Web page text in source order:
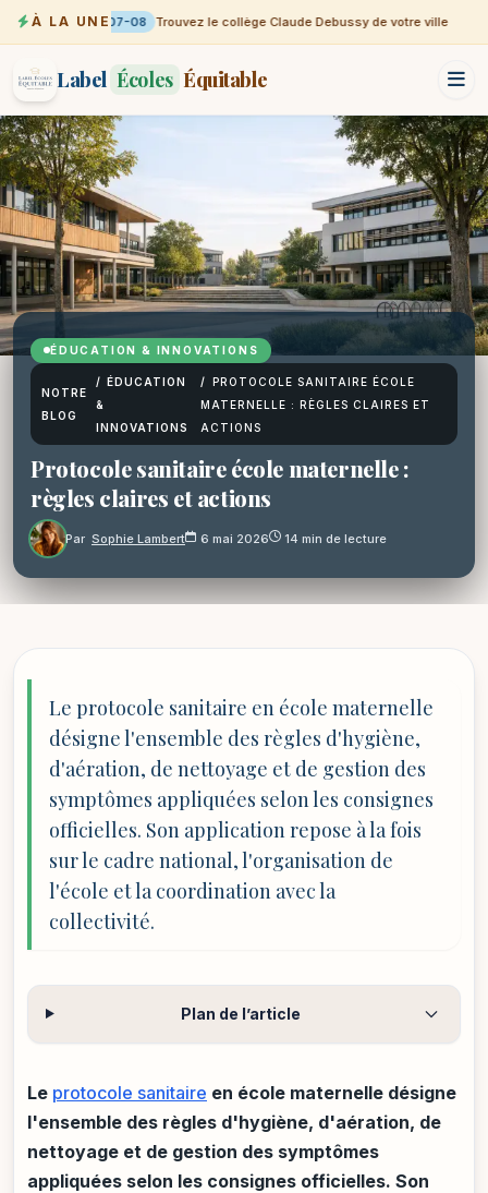
À LA UNE07-08 Trouvez le collège Claude Debussy de votre ville
Label Écoles Équitable
ÉDUCATION & INNOVATIONS
NOTRE
BLOG
/ ÉDUCATION
&
INNOVATIONS
/ PROTOCOLE SANITAIRE ÉCOLE
MATERNELLE : RÈGLES CLAIRES ET
ACTIONS
Protocole sanitaire école maternelle :
règles claires et actions
Par Sophie Lambert 6 mai 2026 14 min de lecture
Le protocole sanitaire en école maternelle
désigne l'ensemble des règles d'hygiène,
d'aération, de nettoyage et de gestion des
symptômes appliquées selon les consignes
officielles. Son application repose à la fois
sur le cadre national, l'organisation de
l'école et la coordination avec la
collectivité.
Plan de l’article
Le protocole sanitaire en école maternelle désigne
l'ensemble des règles d'hygiène, d'aération, de
nettoyage et de gestion des symptômes
appliquées selon les consignes officielles. Son